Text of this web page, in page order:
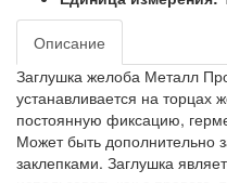
Описание
Заглушка желоба Металл
устанавливается на торцах
постоянную фиксацию,
Может быть дополнительно
заклепками. Заглушка